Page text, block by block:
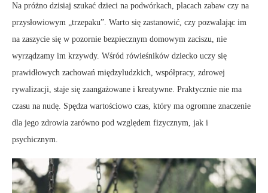
Na próżno dzisiaj szukać dzieci na podwórkach, placach zabaw czy na
przysłowiowym „trzepaku”. Warto się zastanowić, czy pozwalając im
na zaszycie się w pozornie bezpiecznym domowym zaciszu, nie
wyrządzamy im krzywdy. Wśród rówieśników dziecko uczy się
prawidłowych zachowań międzyludzkich, współpracy, zdrowej
rywalizacji, staje się zaangażowane i kreatywne. Praktycznie nie ma
czasu na nudę. Spędza wartościowo czas, który ma ogromne znaczenie
dla jego zdrowia zarówno pod względem fizycznym, jak i
psychicznym.